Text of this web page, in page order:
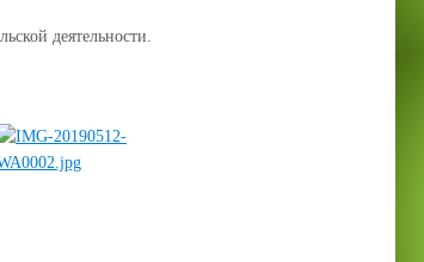
деятельности.